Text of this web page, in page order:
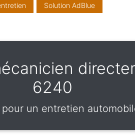
Solution AdBlue
6240
un entretien